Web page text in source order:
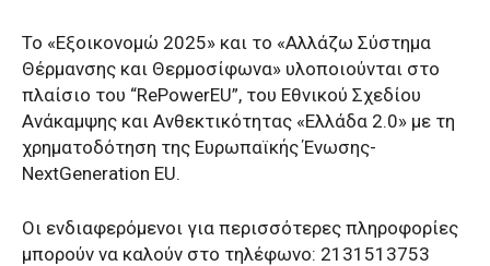
Το «Εξοικονομώ 2025» και το «Αλλάζω Σύστημα
Θέρμανσης και Θερμοσίφωνα» υλοποιούνται στο
πλαίσιο του “RePowerEU”, του Εθνικού Σχεδίου
Ανάκαμψης και Ανθεκτικότητας «Ελλάδα 2.0» με τη
χρηματοδότηση της Ευρωπαϊκής Ένωσης-
NextGeneration EU.
Οι ενδιαφερόμενοι για περισσότερες πληροφορίες
μπορούν να καλούν στο τηλέφωνο: 2131513753